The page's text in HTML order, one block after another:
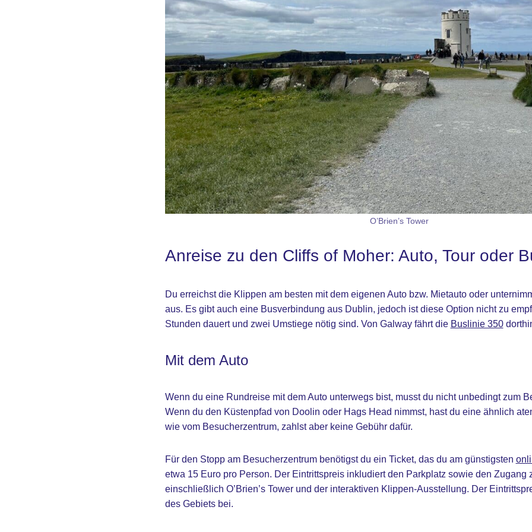
O’Brien’s Tower
Anreise zu den Cliffs of Moher: Auto, Tour oder
Du erreichst die Klippen am besten mit dem eigenen Auto bzw. Mietauto oder
aus. Es gibt auch eine Busverbindung aus Dublin, jedoch ist diese Option nicht zu
Stunden dauert und zwei Umstiege nötig sind. Von Galway fährt die Buslinie 350
Mit dem Auto
Wenn du eine Rundreise mit dem Auto unterwegs bist, musst du nicht unbedingt zum
Wenn du den Küstenpfad von Doolin oder Hags Head nimmst, hast du eine ähnlich
wie vom Besucherzentrum, zahlst aber keine Gebühr dafür.
Für den Stopp am Besucherzentrum benötigst du ein Ticket, das du am günstigsten
etwa 15 Euro pro Person. Der Eintrittspreis inkludiert den Parkplatz sowie den Zugang
einschließlich O’Brien’s Tower und der interaktiven Klippen-Ausstellung. Der
des Gebiets bei.